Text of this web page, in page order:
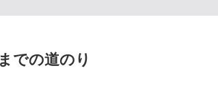
での道のり